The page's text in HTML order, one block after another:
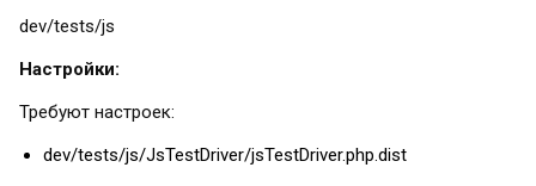
dev/tests/js
Настройки:
Требуют настроек:
dev/tests/js/JsTestDriver/jsTestDriver.php.dist